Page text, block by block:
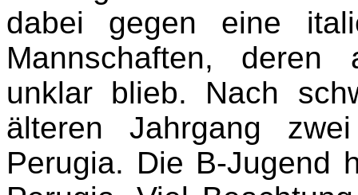
dabei gegen eine
Mannschaften, deren
unklar blieb. Nach
älteren Jahrgang
Perugia. Die B-Jugend